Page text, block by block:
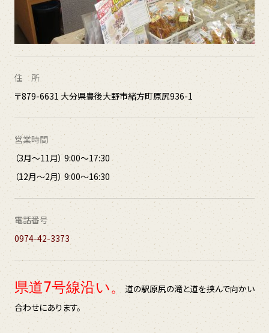
住 所
〒879-6631 大分県豊後大野市緒方町原尻936-1
営業時間
（3月～11月） 9:00～17:30
（12月～2月） 9:00～16:30
電話番号
0974-42-3373
県道7号線沿い。 道の駅原尻の滝と道を挟んで向かい
合わせにあります。